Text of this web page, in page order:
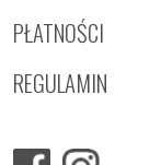
PŁATNOŚCI
REGULAMIN